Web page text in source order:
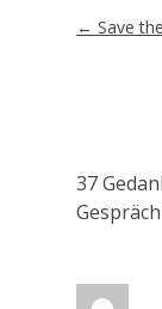
Artikel-
← Save
37